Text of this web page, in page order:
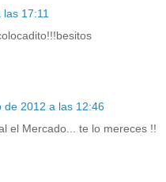
17:11
de 2012 a las 12:46
el Mercado... te lo mereces !!